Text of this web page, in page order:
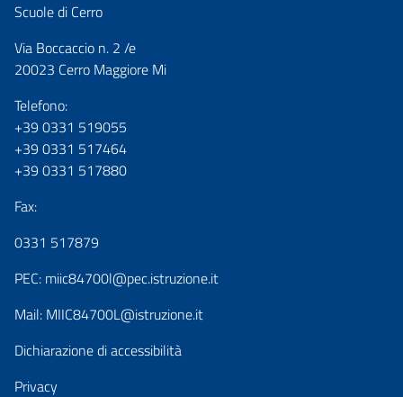
Scuole di Cerro
Via Boccaccio n. 2 /e
20023 Cerro Maggiore Mi
Telefono:
+39 0331 519055
+39 0331 517464
+39 0331 517880
Fax:
0331 517879
PEC: miic84700l@pec.istruzione.it
Mail: MIIC84700L@istruzione.it
Dichiarazione di accessibilità
Privacy